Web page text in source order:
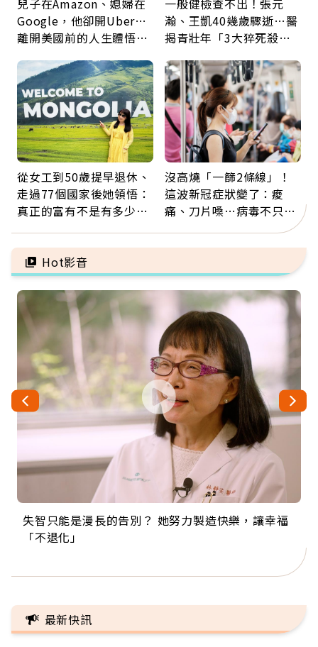
兒子在Amazon、媳婦在
Google，他卻開Uber…
離開美國前的人生體悟：
一般健檢查不出！張元
瀚、王凱40幾歲驟逝…醫
揭青壯年「3大猝死殺
雷
從女工到50歲提早退休、
走過77個國家後她領悟：
真正的富有不是有多少
自由
沒高燒「一篩2條線」！
這波新冠症狀變了：痠
痛、刀片嗓…病毒不只攻
肺，三高族恐引發全身血
管發炎
Hot影音
失智只能是漫長的告別？ 她努力製造快樂，讓幸福
「不退化」
來自剛果的巧克力神父 為台灣奉獻36年 「台灣是我
的家，我連作夢都講台語！」
63歲卸矽谷副總、搬回台灣找快樂！「蛋黃哥小
丑」走進安養院，逗樂上萬爺奶：退休後才開始真
104歲打破金氏世界紀錄 成為全球最年長羽球選
手，分享長壽的秘密原來是「這個」
事業巔峰他選擇追夢…黑手阿伯拉小提琴還登上小
巨蛋！連CNN都大讚！
最新快訊